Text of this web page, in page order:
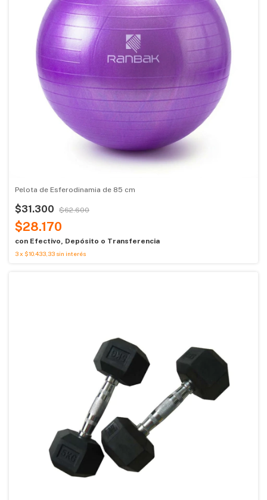
Pelota de Esferodinamia de 85 cm
$31.300 $62.600
$28.170
con Efectivo, Depósito o Transferencia
3x $10.433,33 sin interés